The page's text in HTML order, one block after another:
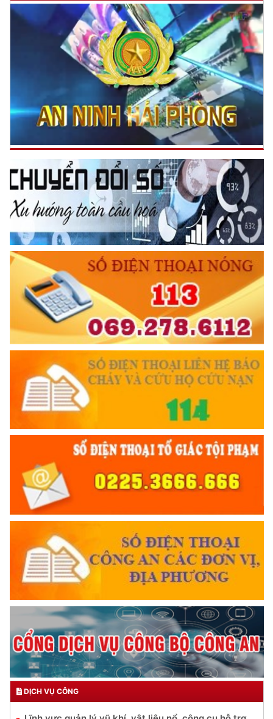
Trích thư Chủ tịch Hồ Chí Minh
gửi Công an Khu XII,
ngày 11 tháng 3 năm 1948.
TRUYỀN HÌNH AN NINH HP